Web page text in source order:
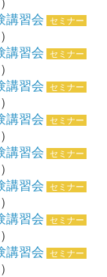
講習会 セミナー
講習会 セミナー
講習会 セミナー
講習会 セミナー
講習会 セミナー
講習会 セミナー
講習会 セミナー
講習会 セミナー